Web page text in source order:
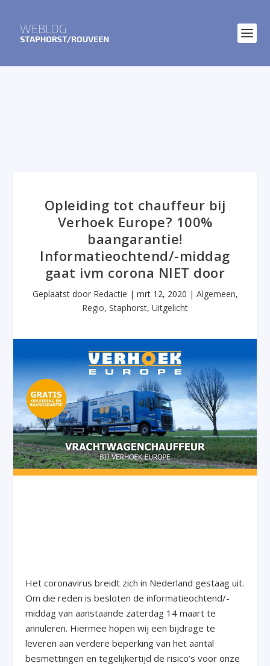
Opleiding tot chauffeur bij
Verhoek Europe? 100%
baangarantie!
Informatieochtend/-middag
gaat ivm corona NIET door
Geplaatst door Redactie | mrt 12, 2020 | Algemeen,
Regio, Staphorst, Uitgelicht
Het coronavirus breidt zich in Nederland gestaag uit.
Om die reden is besloten de informatieochtend/-
middag van aanstaande zaterdag 14 maart te
annuleren. Hiermee hopen wij een bijdrage te
leveren aan verdere beperking van het aantal
besmettingen en tegelijkertijd de risico’s voor onze